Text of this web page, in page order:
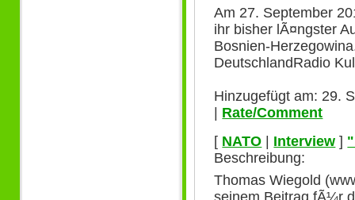
Am 27. September
ihr bisher lÃ¤ngster
Bosnien-
DeutschlandRadio
Hinzugefügt am: 29.
Rate/Comment
[ NATO | Interview ]
Beschreibung:
Thomas Wiegold
seinem Beitrag fÃ¼r